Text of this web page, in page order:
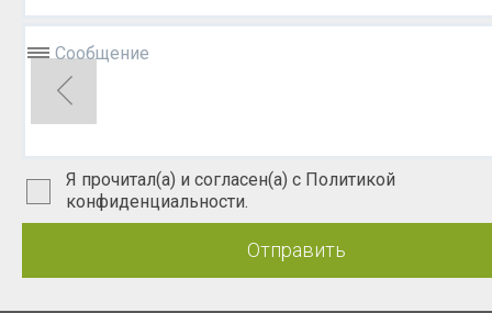
Сообщение
Я прочитал(а) и согласен(а) с Политикой
конфиденциальности.
Отправить